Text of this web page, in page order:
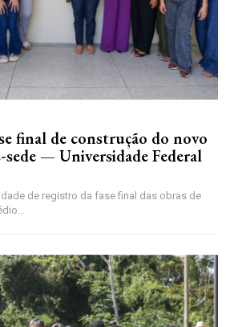
final de construção do novo
— Universidade Federal
de registro da fase final das obras de